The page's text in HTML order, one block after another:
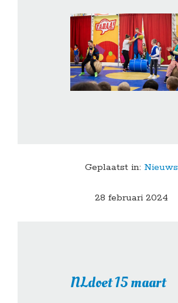
Geplaatst in: Nieuws
28 februari 2024
NLdoet 15 maart